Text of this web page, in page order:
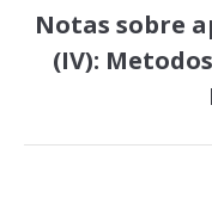
Notas sobre
(IV):